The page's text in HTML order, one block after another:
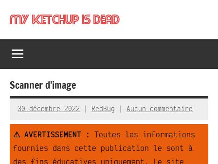
My Ketchup Is Dead
Scanner d’image
30 décembre 2022 RedBug Aucun commentaire
⚠ AVERTISSEMENT : Toutes les informations
fournies dans cette publication le sont à
des fins éducatives uniquement. Le site